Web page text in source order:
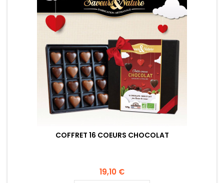
COFFRET 16 COEURS CHOCOLAT
19,10 €